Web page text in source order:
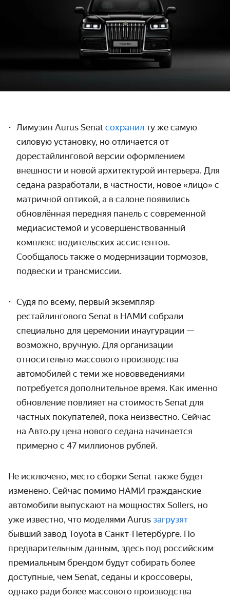
Лимузин Aurus Senat сохранил ту же самую
силовую установку, но отличается от
дорестайлинговой версии оформлением
внешности и новой архитектурой интерьера. Для
седана разработали, в частности, новое «лицо» с
матричной оптикой, а в салоне появились
обновлённая передняя панель с современной
медиасистемой и усовершенствованный
комплекс водительских ассистентов.
Сообщалось также о модернизации тормозов,
подвески и трансмиссии.
Судя по всему, первый экземпляр
рестайлингового Senat в НАМИ собрали
специально для церемонии инаугурации —
возможно, вручную. Для организации
относительно массового производства
автомобилей с теми же нововведениями
потребуется дополнительное время. Как именно
обновление повлияет на стоимость Senat для
частных покупателей, пока неизвестно. Сейчас
на Авто.ру цена нового седана начинается
примерно с 47 миллионов рублей.
Не исключено, место сборки Senat также будет
изменено. Сейчас помимо НАМИ гражданские
автомобили выпускают на мощностях Sollers, но
уже известно, что моделями Aurus загрузят
бывший завод Toyota в Санкт-Петербурге. По
предварительным данным, здесь под российским
премиальным брендом будут собирать более
доступные, чем Senat, седаны и кроссоверы,
однако ради более массового производства